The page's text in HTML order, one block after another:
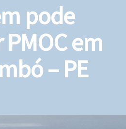
pode
em
– PE